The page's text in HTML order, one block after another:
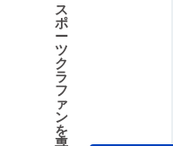
ス
ポ
ー
ツ
ク
ラ
フ
ァ
ン
を